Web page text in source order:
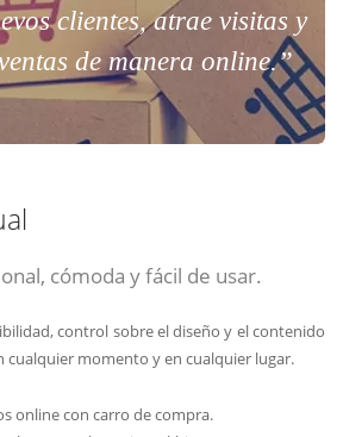
clientes, atrae visitas y
de manera online.”
cómoda y fácil de usar.
control sobre el diseño y el contenido
cualquier momento y en cualquier lugar.
online con carro de compra.